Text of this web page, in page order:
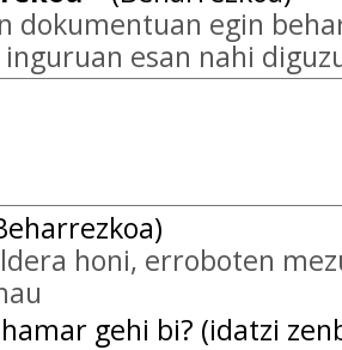
dokumentuan egin
esan nahi
honi, erroboten
gehi bi? (idatzi